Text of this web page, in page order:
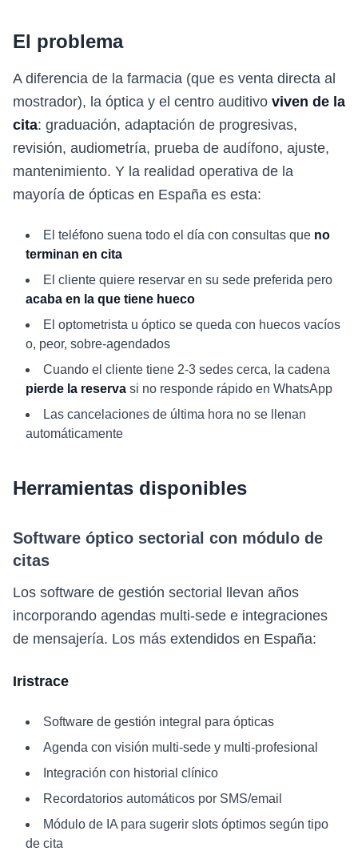
El problema
A diferencia de la farmacia (que es venta directa al
mostrador), la óptica y el centro auditivo viven de la
cita: graduación, adaptación de progresivas,
revisión, audiometría, prueba de audífono, ajuste,
mantenimiento. Y la realidad operativa de la
mayoría de ópticas en España es esta:
El teléfono suena todo el día con consultas que no
terminan en cita
El cliente quiere reservar en su sede preferida pero
acaba en la que tiene hueco
El optometrista u óptico se queda con huecos vacíos
o, peor, sobre-agendados
Cuando el cliente tiene 2-3 sedes cerca, la cadena
pierde la reserva si no responde rápido en WhatsApp
Las cancelaciones de última hora no se llenan
automáticamente
Herramientas disponibles
Software óptico sectorial con módulo de
citas
Los software de gestión sectorial llevan años
incorporando agendas multi-sede e integraciones
de mensajería. Los más extendidos en España:
Iristrace
Software de gestión integral para ópticas
Agenda con visión multi-sede y multi-profesional
Integración con historial clínico
Recordatorios automáticos por SMS/email
Módulo de IA para sugerir slots óptimos según tipo
de cita